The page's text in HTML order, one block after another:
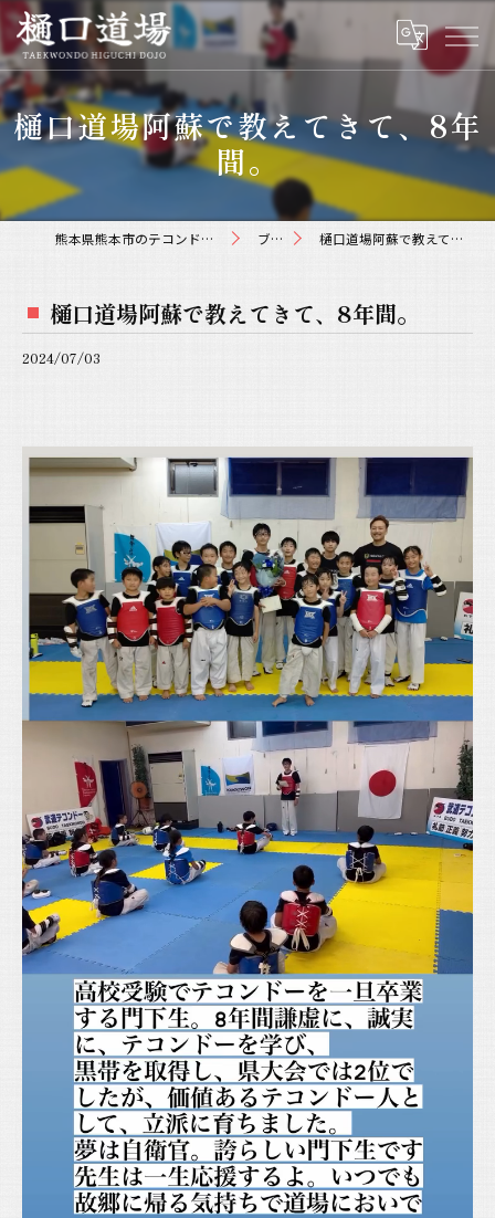
樋口道場阿蘇で教えてきて、8年
間。
熊本県熊本市のテコンドーなら樋口道場 ブログ 樋口道場阿蘇で教えてきて、8年間。
樋口道場阿蘇で教えてきて、8年間。
2024/07/03